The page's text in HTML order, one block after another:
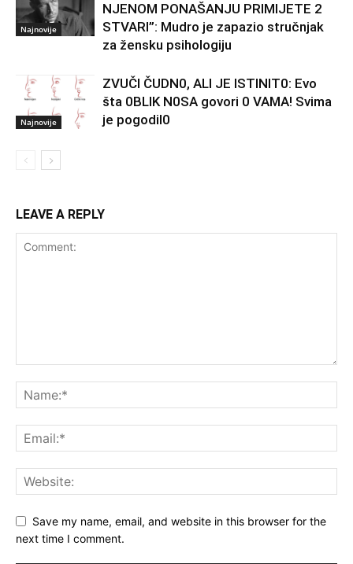
Najnovije
NJENOM PONAŠANJU PRIMIJETE 2
STVARI”: Mudro je zapazio stručnjak
za žensku psihologiju
Najnovije
ZVUČI ČUDN0, ALI JE ISTINIT0: Evo
šta 0BLIK N0SA govori 0 VAMA! Svima
je pogodil0
LEAVE A REPLY
Save my name, email, and website in this browser for the
next time I comment.